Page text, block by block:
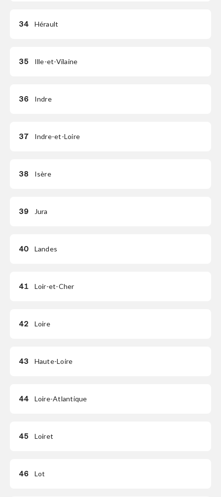
34 Hérault
35 Ille-et-Vilaine
36 Indre
37 Indre-et-Loire
38 Isère
39 Jura
40 Landes
41 Loir-et-Cher
42 Loire
43 Haute-Loire
44 Loire-Atlantique
45 Loiret
46 Lot